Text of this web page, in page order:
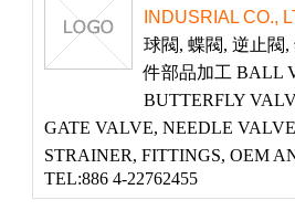
INDUSRIAL CO.,
球閥, 蝶閥, 逆止閥
件部品加工 BALL
BUTTERFLY
GATE VALVE, NEEDLE
STRAINER, FITTINGS, OEM
TEL:886 4-22762455